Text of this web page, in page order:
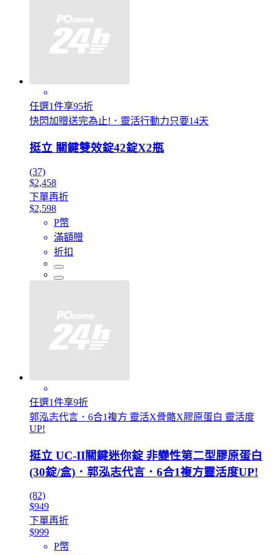
任選1件享95折
快閃加贈送完為止!．靈活行動力只要14天
挺立 關鍵雙效錠42錠X2瓶
(37)
$2,458
下單再折
$2,598
P幣
滿額贈
折扣
任選1件享9折
郭泓志代言．6合1複方 靈活X骨骼X膠原蛋白 靈活度
UP!
挺立 UC-II關鍵迷你錠 非變性第二型膠原蛋白
(30錠/盒)．郭泓志代言．6合1複方靈活度UP!
(82)
$949
下單再折
$999
P幣